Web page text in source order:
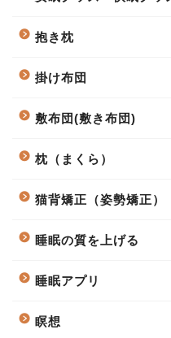
抱き枕
掛け布団
敷布団(敷き布団)
枕（まくら）
猫背矯正（姿勢矯正）
睡眠の質を上げる
睡眠アプリ
瞑想